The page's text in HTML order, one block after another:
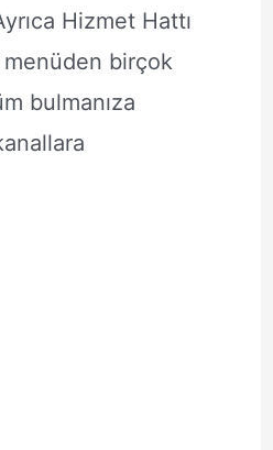
Hizmet Hattı
birçok
bulmanıza